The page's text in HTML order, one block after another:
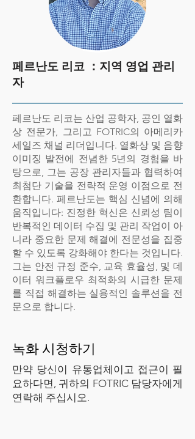
페르난도 리코 ： 지역 영업 관리
자
페르난도 리코는 산업 공학자, 공인 열화
상 전문가, 그리고 FOTRIC의 아메리카
세일즈 채널 리더입니다. 열화상 및 음향
이미징 발전에 전념한 5년의 경험을 바
탕으로, 그는 공장 관리자들과 협력하여
최첨단 기술을 전략적 운영 이점으로 전
환합니다. 페르난도는 핵심 신념에 의해
움직입니다: 진정한 혁신은 신뢰성 팀이
반복적인 데이터 수집 및 관리 작업이 아
니라 중요한 문제 해결에 전문성을 집중
할 수 있도록 강화해야 한다는 것입니다.
그는 안전 규정 준수, 교육 효율성, 및 데
이터 워크플로우 최적화의 시급한 문제
를 직접 해결하는 실용적인 솔루션을 전
문으로 합니다.
녹화 시청하기
만약 당신이 유통업체이고 접근이 필
요하다면, 귀하의 FOTRIC 담당자에게
연락해 주십시오.